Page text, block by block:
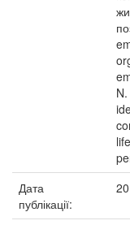
Дата
публікації: